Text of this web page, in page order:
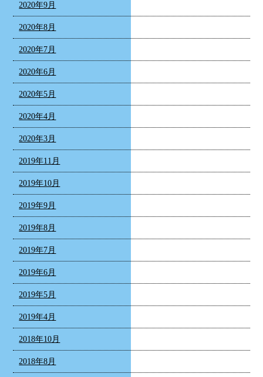
2020年9月
2020年8月
2020年7月
2020年6月
2020年5月
2020年4月
2020年3月
2019年11月
2019年10月
2019年9月
2019年8月
2019年7月
2019年6月
2019年5月
2019年4月
2018年10月
2018年8月